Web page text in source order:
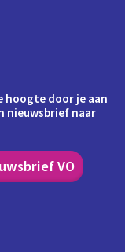
hoogte door je aan
nieuwsbrief naar
VO